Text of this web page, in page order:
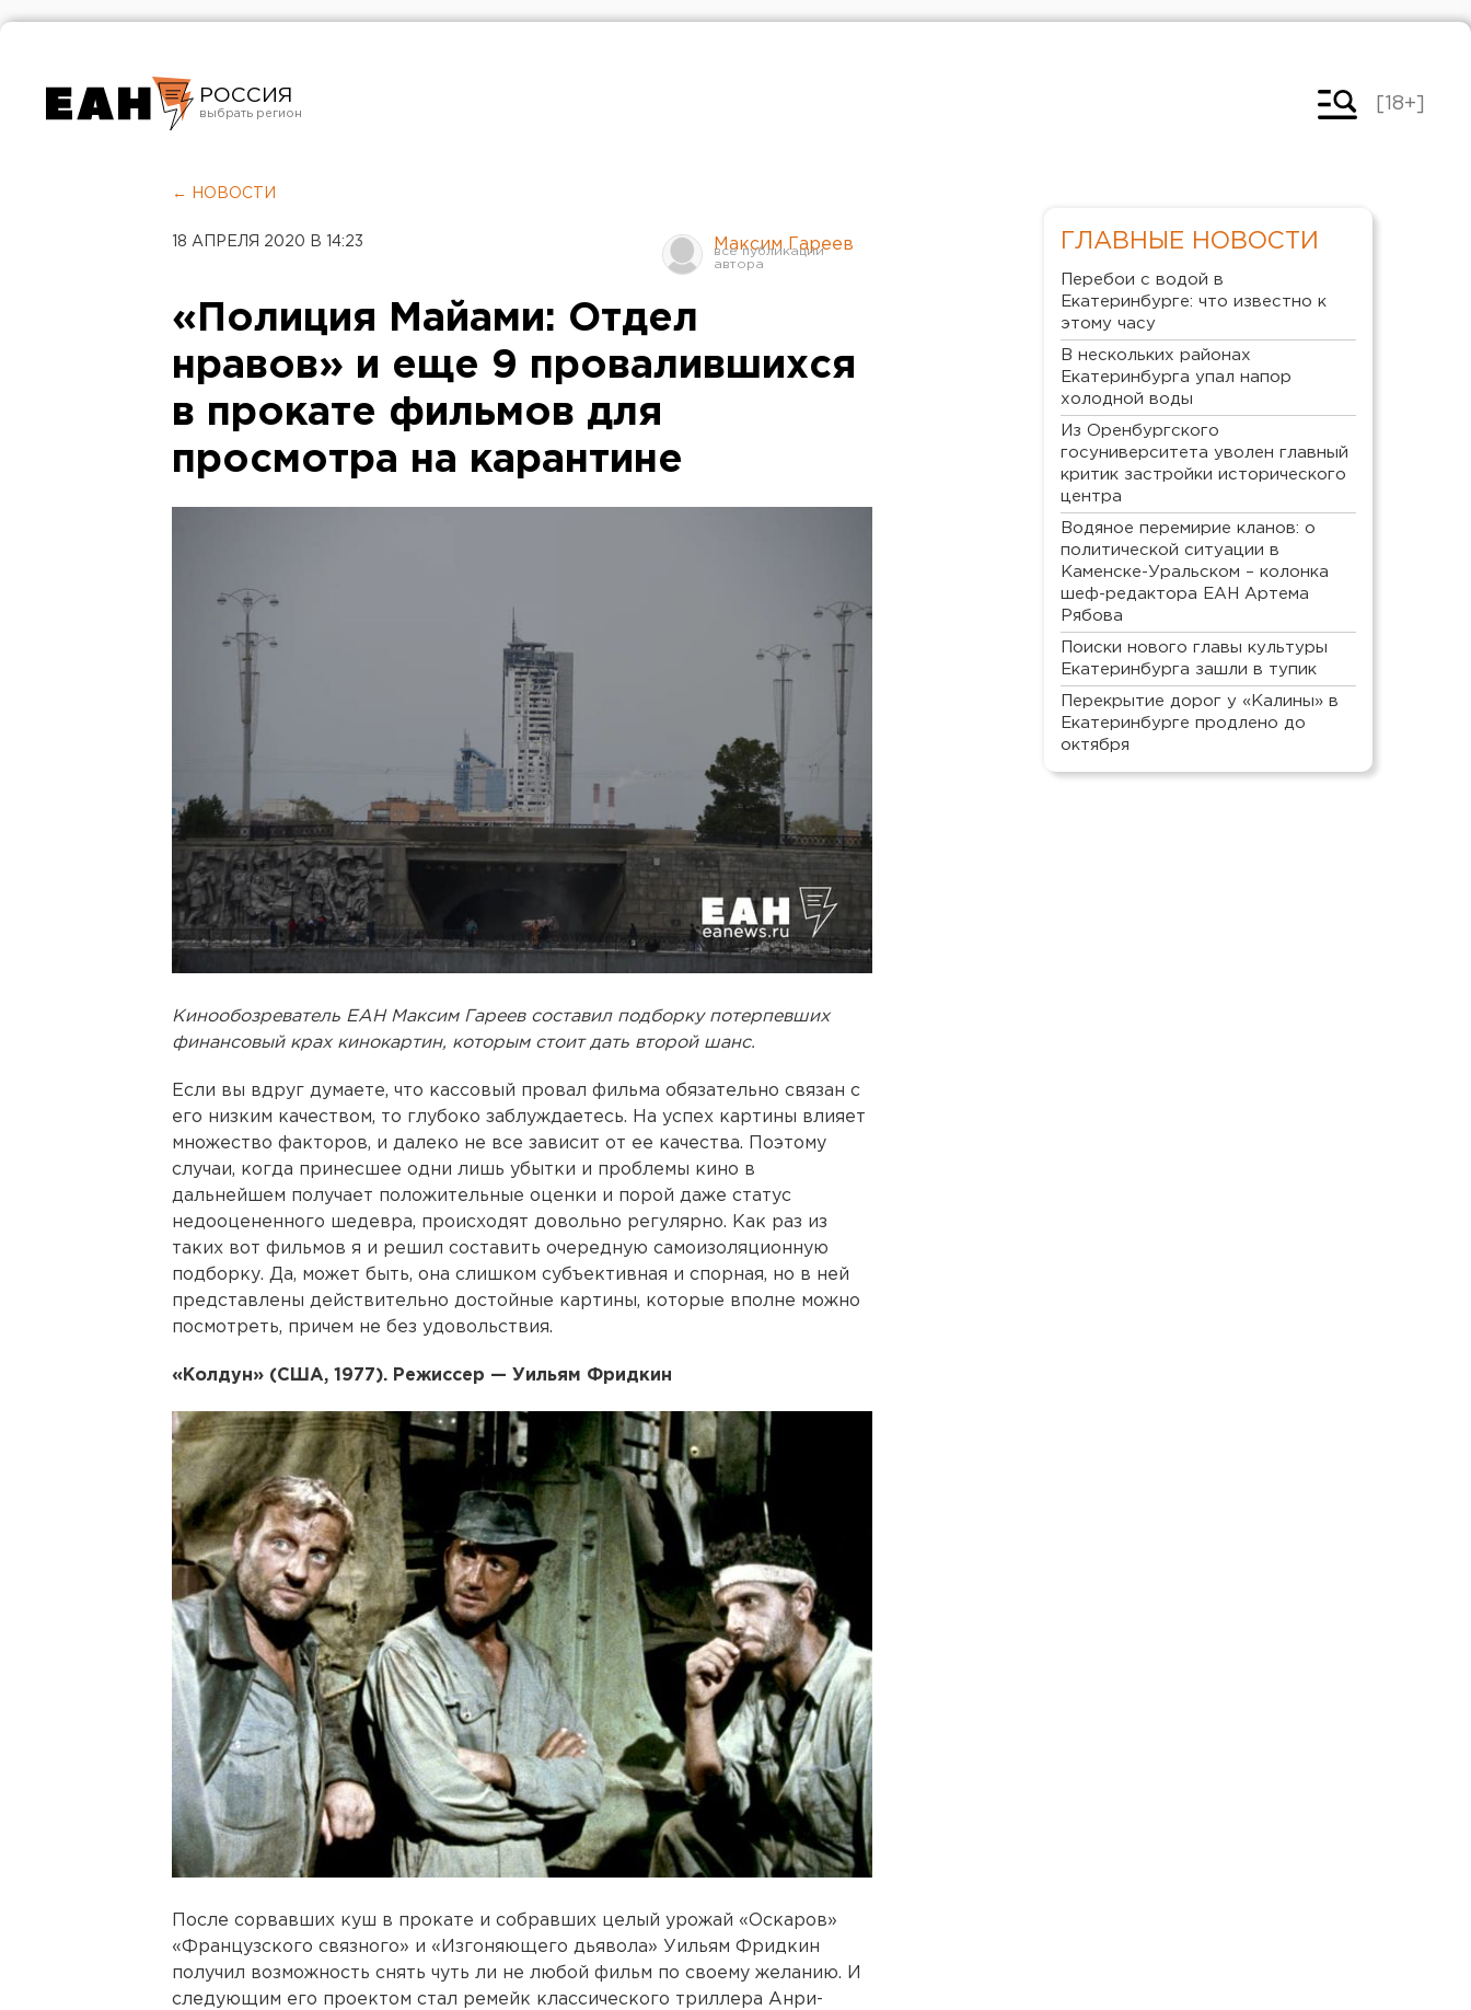
РОССИЯ
Челябинск
[18+]
← НОВОСТИ
18 АПРЕЛЯ 2020 В 14:23 Максим Гареев
«Полиция Майами: Отдел
нравов» и еще 9 провалившихся
в прокате фильмов для
просмотра на карантине
Кинообозреватель ЕАН Максим Гареев составил подборку потерпевших
финансовый крах кинокартин, которым стоит дать второй шанс.
Если вы вдруг думаете, что кассовый провал фильма обязательно связан с
его низким качеством, то глубоко заблуждаетесь. На успех картины влияет
множество факторов, и далеко не все зависит от ее качества. Поэтому
случаи, когда принесшее одни лишь убытки и проблемы кино в
дальнейшем получает положительные оценки и порой даже статус
недооцененного шедевра, происходят довольно регулярно. Как раз из
таких вот фильмов я и решил составить очередную самоизоляционную
подборку. Да, может быть, она слишком субъективная и спорная, но в ней
представлены действительно достойные картины, которые вполне можно
посмотреть, причем не без удовольствия.
«Колдун» (США, 1977). Режиссер — Уильям Фридкин
После сорвавших куш в прокате и собравших целый урожай «Оскаров»
«Французского связного» и «Изгоняющего дьявола» Уильям Фридкин
получил возможность снять чуть ли не любой фильм по своему желанию. И
следующим его проектом стал ремейк классического триллера Анри-
ГЛАВНЫЕ НОВОСТИ
Перебои с водой в
Екатеринбурге: что известно к
этому часу
В нескольких районах
Екатеринбурга упал напор
холодной воды
Из Оренбургского
госуниверситета уволен главный
критик застройки исторического
центра
Водяное перемирие кланов: о
политической ситуации в
Каменске-Уральском – колонка
шеф-редактора ЕАН Артема
Рябова
Поиски нового главы культуры
Екатеринбурга зашли в тупик
Перекрытие дорог у «Калины» в
Екатеринбурге продлено до
октября